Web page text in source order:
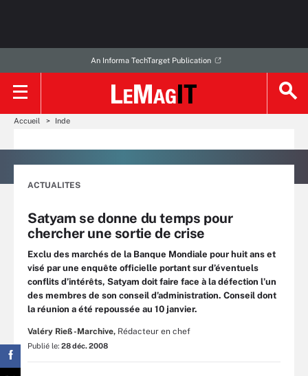
An Informa TechTarget Publication
Accueil Inde
ACTUALITES
Satyam se donne du temps pour
chercher une sortie de crise
Exclu des marchés de la Banque Mondiale pour huit ans et
visé par une enquête officielle portant sur d’éventuels
conflits d’intérêts, Satyam doit faire face à la défection l’un
des membres de son conseil d’administration. Conseil dont
la réunion a été repoussée au 10 janvier.
Valéry Rieß-Marchive, Rédacteur en chef
Publié le: 28 déc. 2008